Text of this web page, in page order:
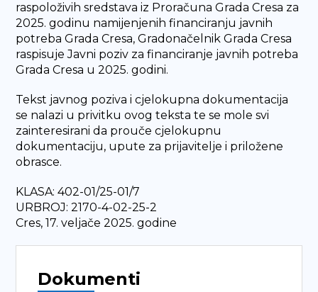
raspoloživih sredstava iz Proračuna Grada Cresa za
2025. godinu namijenjenih financiranju javnih
potreba Grada Cresa, Gradonačelnik Grada Cresa
raspisuje Javni poziv za financiranje javnih potreba
Grada Cresa u 2025. godini.
Tekst javnog poziva i cjelokupna dokumentacija
se nalazi u privitku ovog teksta te se mole svi
zainteresirani da prouče cjelokupnu
dokumentaciju, upute za prijavitelje i priložene
obrasce.
KLASA: 402-01/25-01/7
URBROJ: 2170-4-02-25-2
Cres, 17. veljače 2025. godine
Dokumenti